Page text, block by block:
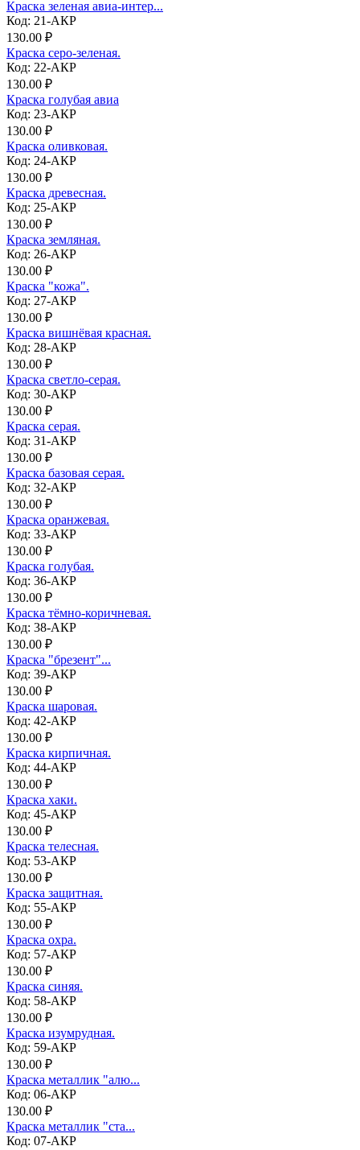
Краска зеленая авиа-интер...
Код: 21-АКР
130.00 ₽
Краска серо-зеленая.
Код: 22-АКР
130.00 ₽
Краска голубая авиа
Код: 23-АКР
130.00 ₽
Краска оливковая.
Код: 24-АКР
130.00 ₽
Краска древесная.
Код: 25-АКР
130.00 ₽
Краска земляная.
Код: 26-АКР
130.00 ₽
Краска "кожа".
Код: 27-АКР
130.00 ₽
Краска вишнёвая красная.
Код: 28-АКР
130.00 ₽
Краска светло-серая.
Код: 30-АКР
130.00 ₽
Краска серая.
Код: 31-АКР
130.00 ₽
Краска базовая серая.
Код: 32-АКР
130.00 ₽
Краска оранжевая.
Код: 33-АКР
130.00 ₽
Краска голубая.
Код: 36-АКР
130.00 ₽
Краска тёмно-коричневая.
Код: 38-АКР
130.00 ₽
Краска "брезент"...
Код: 39-АКР
130.00 ₽
Краска шаровая.
Код: 42-АКР
130.00 ₽
Краска кирпичная.
Код: 44-АКР
130.00 ₽
Краска хаки.
Код: 45-АКР
130.00 ₽
Краска телесная.
Код: 53-АКР
130.00 ₽
Краска защитная.
Код: 55-АКР
130.00 ₽
Краска охра.
Код: 57-АКР
130.00 ₽
Краска синяя.
Код: 58-АКР
130.00 ₽
Краска изумрудная.
Код: 59-АКР
130.00 ₽
Краска металлик "алю...
Код: 06-АКР
130.00 ₽
Краска металлик "ста...
Код: 07-АКР